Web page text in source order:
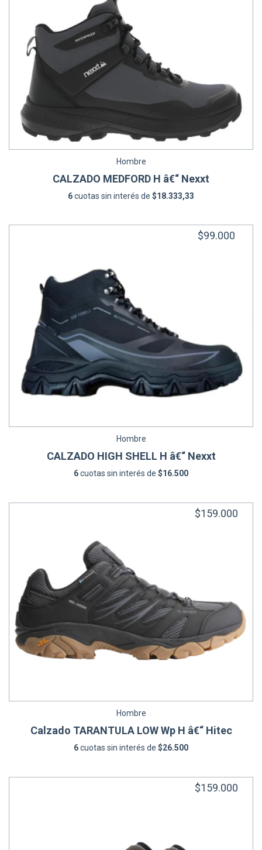
Hombre
CALZADO MEDFORD H â€“ Nexxt
6cuotas sin interés de $18.333,33
$99.000
Hombre
CALZADO HIGH SHELL H â€“ Nexxt
6cuotas sin interés de $16.500
$159.000
Hombre
Calzado TARANTULA LOW Wp H â€“ Hitec
6cuotas sin interés de $26.500
$159.000